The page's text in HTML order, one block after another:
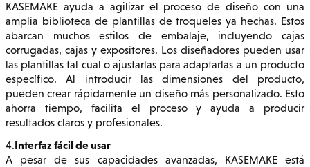
KASEMAKE ayuda a agilizar el proceso de diseño con una
amplia biblioteca de plantillas de troqueles ya hechas. Estos
abarcan muchos estilos de embalaje, incluyendo cajas
corrugadas, cajas y expositores. Los diseñadores pueden usar
las plantillas tal cual o ajustarlas para adaptarlas a un producto
específico. Al introducir las dimensiones del producto,
pueden crear rápidamente un diseño más personalizado. Esto
ahorra tiempo, facilita el proceso y ayuda a producir
resultados claros y profesionales.
4.Interfaz fácil de usar
A pesar de sus capacidades avanzadas, KASEMAKE está